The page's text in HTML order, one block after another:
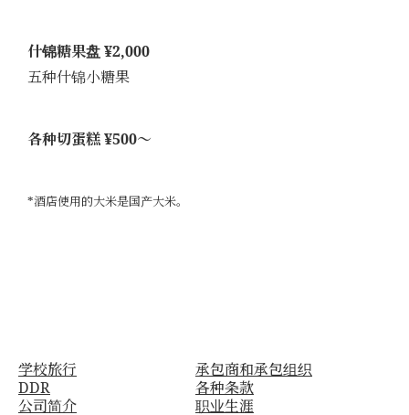
什锦糖果盘 ¥2,000
五种什锦小糖果
各种切蛋糕 ¥500～
*酒店使用的大米是国产大米。
学校旅行
承包商和承包组织
DDR
各种条款
公司简介
职业生涯